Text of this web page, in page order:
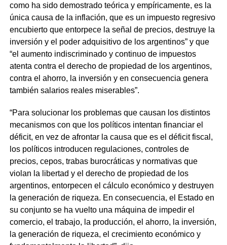
como ha sido demostrado teórica y empíricamente, es la
única causa de la inflación, que es un impuesto regresivo
encubierto que entorpece la señal de precios, destruye la
inversión y el poder adquisitivo de los argentinos” y que
“el aumento indiscriminado y continuo de impuestos
atenta contra el derecho de propiedad de los argentinos,
contra el ahorro, la inversión y en consecuencia genera
también salarios reales miserables”.
“Para solucionar los problemas que causan los distintos
mecanismos con que los políticos intentan financiar el
déficit, en vez de afrontar la causa que es el déficit fiscal,
los políticos introducen regulaciones, controles de
precios, cepos, trabas burocráticas y normativas que
violan la libertad y el derecho de propiedad de los
argentinos, entorpecen el cálculo económico y destruyen
la generación de riqueza. En consecuencia, el Estado en
su conjunto se ha vuelto una máquina de impedir el
comercio, el trabajo, la producción, el ahorro, la inversión,
la generación de riqueza, el crecimiento económico y